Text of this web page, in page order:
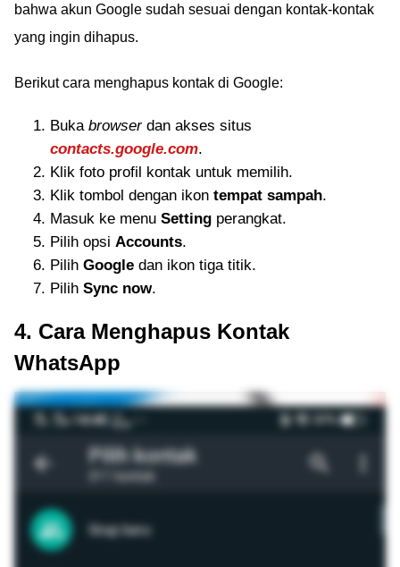
bahwa akun Google sudah sesuai dengan kontak-kontak
yang ingin dihapus.
Berikut cara menghapus kontak di Google:
Buka browserdan akses situs
contacts.google.com.
Klik foto profil kontak untuk memilih.
Klik tombol dengan ikon tempat sampah.
Masuk ke menu Setting perangkat.
Pilih opsi Accounts.
Pilih Google dan ikon tiga titik.
Pilih Sync now.
4. Cara Menghapus Kontak
WhatsApp